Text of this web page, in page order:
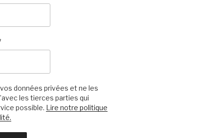
données privées et ne les
les tierces parties qui
possible. Lire notre politique